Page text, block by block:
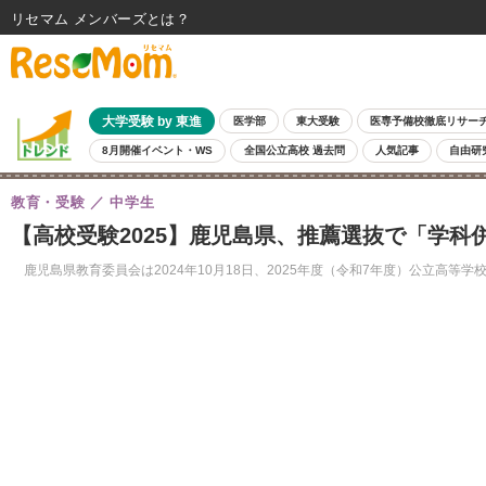
大学受験 by 東進 医学部 東大受験 医専予備校徹底リサー
8月開催イベント・WS 全国公立高校 過去問 人気記事 自由研
【高校受験2025】鹿児島県、推薦選抜で「学科
鹿児島県教育委員会は2024年10月18日、2025年度（令和7年度）公立高等学
教育・受験 中学生
リセマム メンバーズ